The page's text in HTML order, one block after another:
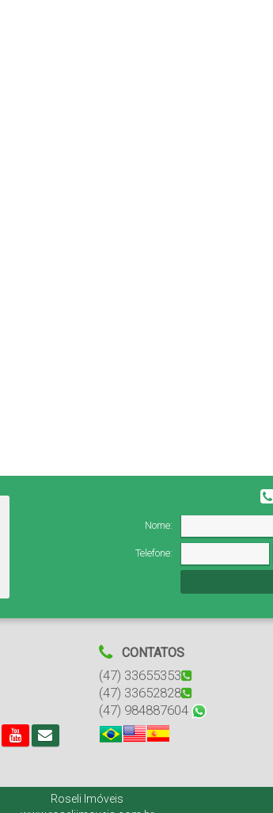
Nome:
Telefone:
CONTATOS
(47) 33655353
(47) 33652828
(47) 984887604
Roseli Imóveis